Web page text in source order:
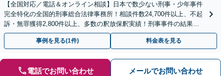
【全国対応／電話＆オンライン相談】日本で数少ない刑事・少年事件
完全特化の全国的刑事総合法律事務所！相談件数24,700件以上、不起
訴・無罪獲得2,800件以上、多数の釈放保釈実績！刑事事件の結果は
弁護士の腕次第で変わります【初回相談無料】
事例を見る(1件) 料金表を見る
電話でお問い合わせ メールでお問い合わせ